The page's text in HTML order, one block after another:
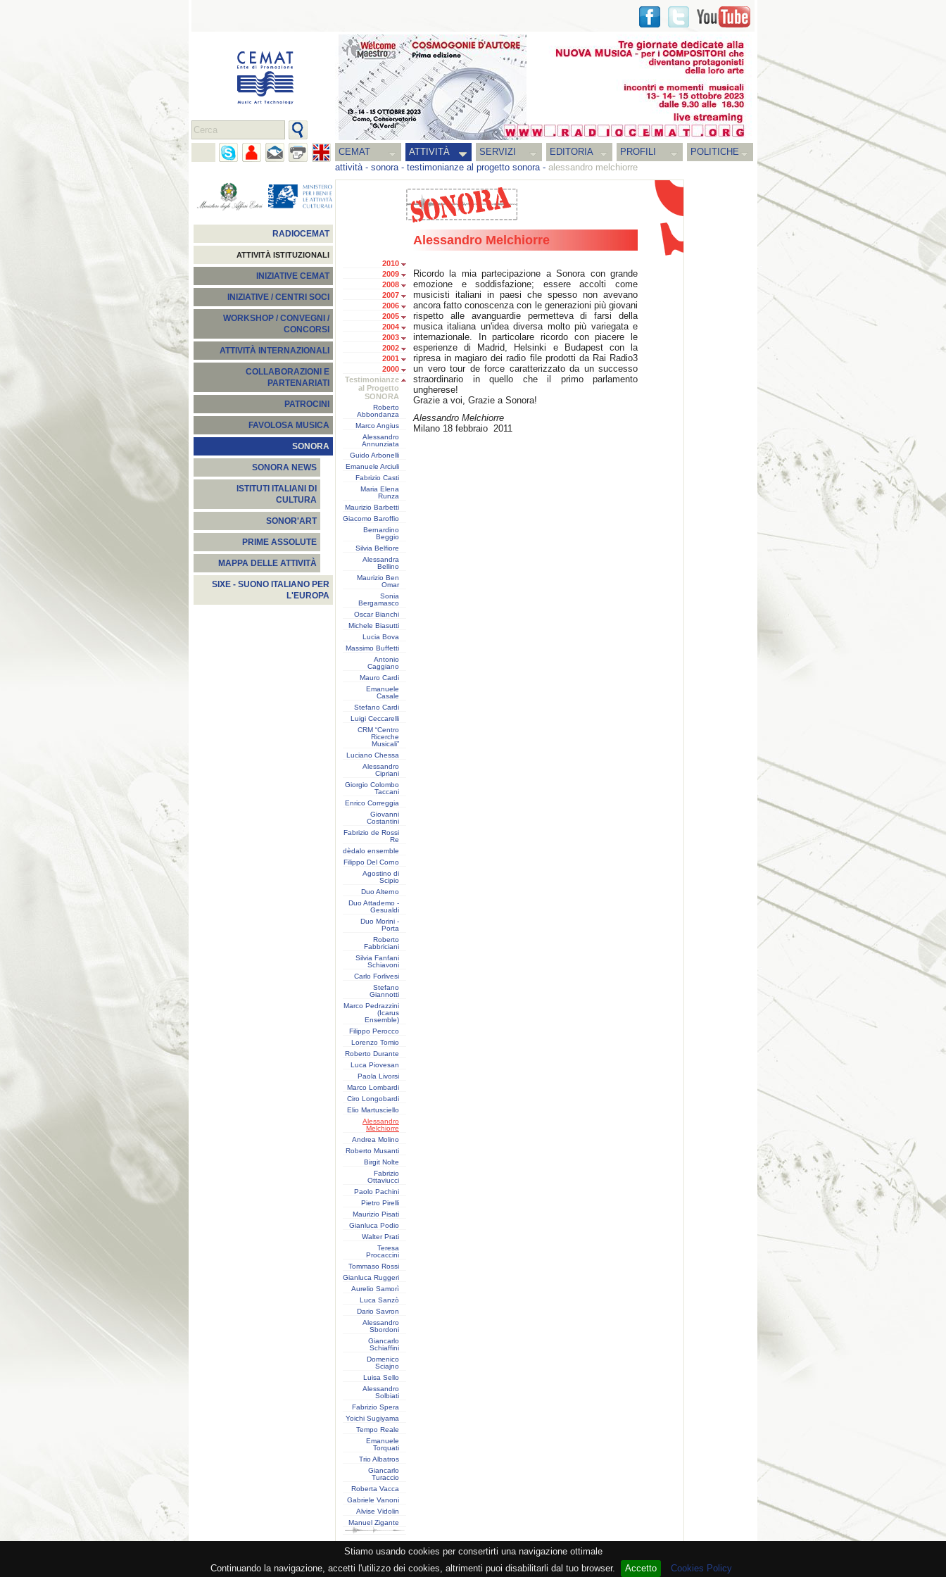
Stiamo usando cookies per consertirti una navigazione ottimale
Continuando la navigazione, accetti l'utilizzo dei cookies, altrimenti puoi disabilitarli dal tuo browser.
Accetto Cookies Policy
CEMAT ATTIVITÀ SERVIZI EDITORIA PROFILI
POLITICHE
attività- sonora- testimonianze al progetto sonora- alessandro melchiorre
RADIOCEMAT
ATTIVITÀ ISTITUZIONALI
INIZIATIVE CEMAT
INIZIATIVE / CENTRI SOCI
WORKSHOP / CONVEGNI /
CONCORSI
ATTIVITÀ INTERNAZIONALI
COLLABORAZIONI E
PARTENARIATI
PATROCINI
FAVOLOSA MUSICA
SONORA
SONORA NEWS
ISTITUTI ITALIANI DI
CULTURA
SONOR'ART
PRIME ASSOLUTE
MAPPA DELLE ATTIVITÀ
SIXE - SUONO ITALIANO PER
L'EUROPA
2010
2009
2008
2007
2006
2005
2004
2003
2002
2001
2000
Testimonianze
al Progetto
SONORA
Roberto
Abbondanza
Marco Angius
Alessandro
Annunziata
Guido Arbonelli
Emanuele Arciuli
Fabrizio Casti
Maria Elena
Runza
Maurizio Barbetti
Giacomo Baroffio
Bernardino
Beggio
Silvia Belfiore
Alessandra
Bellino
Maurizio Ben
Omar
Sonia
Bergamasco
Oscar Bianchi
Michele Biasutti
Lucia Bova
Massimo Buffetti
Antonio
Caggiano
Mauro Cardi
Emanuele
Casale
Stefano Cardi
Luigi Ceccarelli
CRM “Centro
Ricerche
Musicali”
Luciano Chessa
Alessandro
Cipriani
Giorgio Colombo
Taccani
Enrico Correggia
Giovanni
Costantini
Fabrizio de Rossi
Re
dèdalo ensemble
Filippo Del Corno
Agostino di
Scipio
Duo Alterno
Duo Attademo -
Gesualdi
Duo Morini -
Porta
Roberto
Fabbriciani
Silvia Fanfani
Schiavoni
Carlo Forlivesi
Stefano
Giannotti
Marco Pedrazzini
(Icarus
Ensemble)
Filippo Perocco
Lorenzo Tomio
Roberto Durante
Luca Piovesan
Paola Livorsi
Marco Lombardi
Ciro Longobardi
Elio Martusciello
Alessandro
Melchiorre
Andrea Molino
Roberto Musanti
Birgit Nolte
Fabrizio
Ottaviucci
Paolo Pachini
Pietro Pirelli
Maurizio Pisati
Gianluca Podio
Walter Prati
Teresa
Procaccini
Tommaso Rossi
Gianluca Ruggeri
Aurelio Samorì
Luca Sanzò
Dario Savron
Alessandro
Sbordoni
Giancarlo
Schiaffini
Domenico
Sciajno
Luisa Sello
Alessandro
Solbiati
Fabrizio Spera
Yoichi Sugiyama
Tempo Reale
Emanuele
Torquati
Trio Albatros
Giancarlo
Turaccio
Roberta Vacca
Gabriele Vanoni
Alvise Vidolin
Manuel Zigante
Alessandro Melchiorre
Ricordo la mia partecipazione a Sonora con grande
emozione e soddisfazione; essere accolti come
musicisti italiani in paesi che spesso non avevano
ancora fatto conoscenza con le generazioni più giovani
rispetto alle avanguardie permetteva di farsi della
musica italiana un'idea diversa molto più variegata e
internazionale. In particolare ricordo con piacere le
esperienze di Madrid, Helsinki e Budapest con la
ripresa in magiaro dei radio file prodotti da Rai Radio3
un vero tour de force caratterizzato da un successo
straordinario in quello che il primo parlamento
ungherese!
Grazie a voi, Grazie a Sonora!
Alessandro Melchiorre
Milano 18 febbraio 2011
- PI 05362381005 - Lic. SIAE 2552/1/2523 - Visitatore # 93.871.534